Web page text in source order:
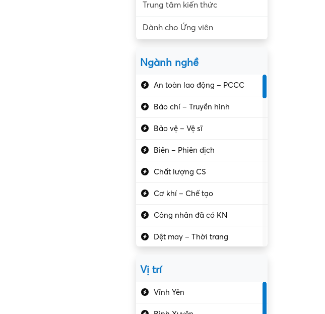
Trung tâm kiến thức
Dành cho Ứng viên
Ngành nghề
An toàn lao động – PCCC
Báo chí – Truyền hình
Bảo vệ – Vệ sĩ
Biên – Phiên dịch
Chất lượng CS
Cơ khí – Chế tạo
Công nhân đã có KN
Dệt may – Thời trang
Vị trí
Vĩnh Yên